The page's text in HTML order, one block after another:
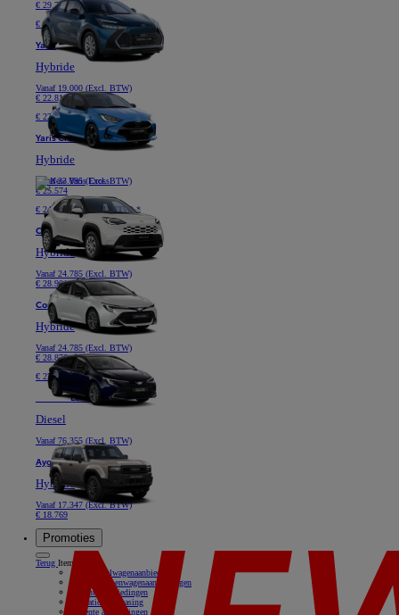
€ 29.736
€ 349 /maand (Excl. BTW) *
Yaris
Hybride
Vanaf 19.000 (Excl. BTW)
€ 22.810
€ 229 /maand (Excl. BTW) *
Yaris Cross
Hybride
Vanaf23.095 (Excl. BTW)
€ 25.574
€ 249 /maand (Excl. BTW) *
Corolla Hatchback
Hybride
Vanaf24.785 (Excl. BTW)
€ 28.901
Corolla Touring Sports
Hybride
Vanaf24.785 (Excl. BTW)
€ 28.876
€ 279 /maand (Excl. BTW) *
NieuweLand Cruiser
Diesel
Vanaf76.355 (Excl. BTW)
Aygo X
Hybride
Vanaf 17.347 (Excl. BTW)
€ 18.769
Promoties
Terug Item
Onze bestelwagenaanbiedingen
Onze personenwagenaanbiedingen
Recente aanbiedingen
Operationele leasing
Recente aanbiedingen